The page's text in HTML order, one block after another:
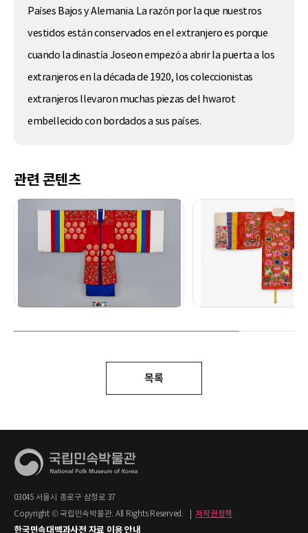
Países Bajos y Alemania. La razón por la que nuestros
vestidos están conservados en el extranjero es porque
cuando la dinastía Joseon empezó a abrir la puerta a los
extranjeros en la década de 1920, los coleccionistas
extranjeros llevaron muchas piezas del hwarot
embellecido con bordados a sus países.
관련 콘텐츠
목록
03045 서울시 종로구 삼청로 37
Copyright © 국립민속박물관. All Rights Reserved.
저작권정책
한국민속대백과사전 자료 이용 안내